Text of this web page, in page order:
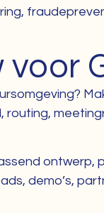
demo’s,